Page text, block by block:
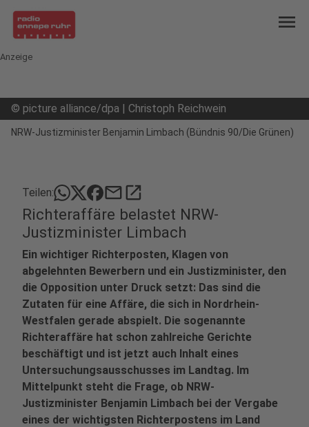
menu
Anzeige
© picture alliance/dpa | Christoph Reichwein
NRW-Justizminister Benjamin Limbach (Bündnis 90/Die Grünen)
Teilen: mailopen_in_new
Richteraffäre belastet NRW-
Justizminister Limbach
Ein wichtiger Richterposten, Klagen von
abgelehnten Bewerbern und ein Justizminister, den
die Opposition unter Druck setzt: Das sind die
Zutaten für eine Affäre, die sich in Nordrhein-
Westfalen gerade abspielt. Die sogenannte
Richteraffäre hat schon zahlreiche Gerichte
beschäftigt und ist jetzt auch Inhalt eines
Untersuchungsausschusses im Landtag. Im
Mittelpunkt steht die Frage, ob NRW-
Justizminister Benjamin Limbach bei der Vergabe
eines der wichtigsten Richterpostens im Land